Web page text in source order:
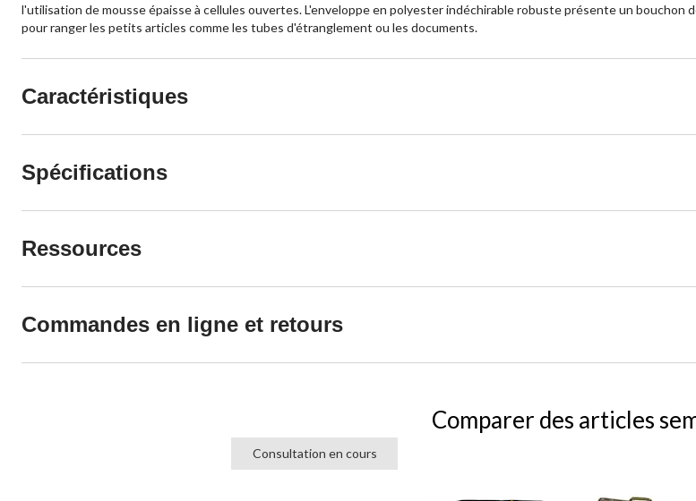
l'utilisation de mousse épaisse à cellules ouvertes. L'enveloppe en polyester indéchirable robuste présente un
pour ranger les petits articles comme les tubes d'étranglement ou les documents.
Caractéristiques
Spécifications
Ressources
Commandes en ligne et retours
Comparer des articles
Consultation en cours